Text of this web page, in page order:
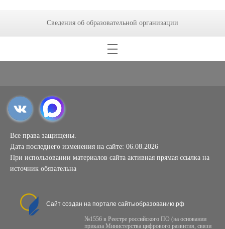
Сведения об образовательной организации
Все права защищены.
Дата последнего изменения на сайте: 06.08.2026
При использовании материалов сайта активная прямая ссылка на
источник обязательна
Сайт создан на портале сайтыобразованию.рф
№1556 в Реестре российского ПО (на основании
приказа Министерства цифрового развития, связи